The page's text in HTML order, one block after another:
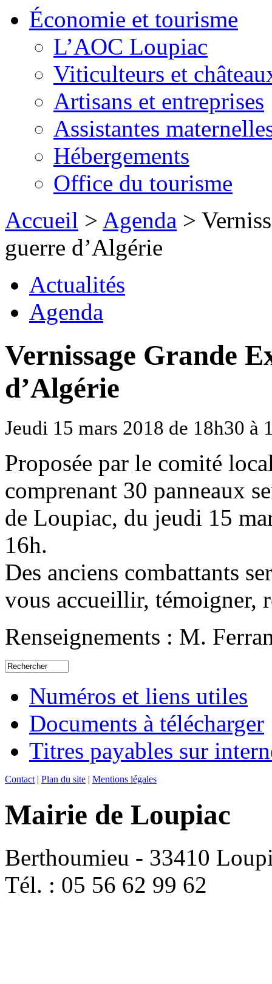
Économie et tourisme
L’AOC Loupiac
Viticulteurs et
Artisans et entreprises
Assistantes
Hébergements
Office du tourisme
Accueil > Agenda >
guerre d’Algérie
Actualités
Agenda
Vernissage Grande
d’Algérie
Jeudi 15 mars 2018 de 18h30 à
Proposée par le comité
comprenant 30 panneaux
de Loupiac, du jeudi 15
16h.
Des anciens combattants
vous accueillir, témoigner,
Renseignements : M.
Numéros et liens utiles
Documents à télécharger
Titres payables sur
Contact | Plan du site | Mentions légales
Mairie de Loupiac
Berthoumieu - 33410
Tél. : 05 56 62 99 62